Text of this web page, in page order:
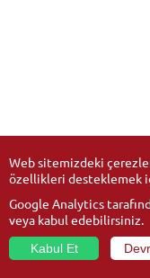
Web sitemizdeki
özellikleri desteklemek
Google Analytics
veya kabul edebilirsiniz.
Kabul Et
© 2026